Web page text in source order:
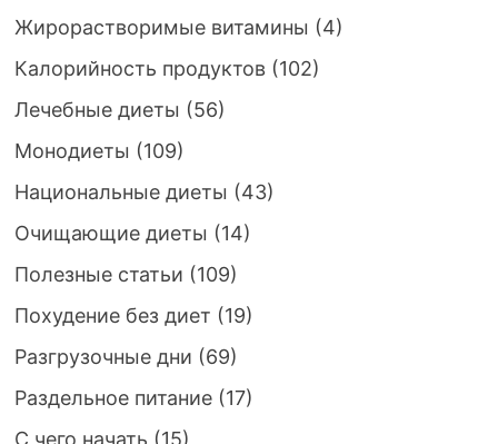
Жирорастворимые витамины (4)
Калорийность продуктов(102)
Лечебные диеты (56)
Монодиеты (109)
Национальные диеты (43)
Очищающие диеты (14)
Полезные статьи (109)
Похудение без диет (19)
Разгрузочные дни (69)
Раздельное питание(17)